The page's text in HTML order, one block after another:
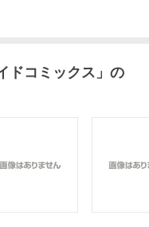
ドコミックス 」の